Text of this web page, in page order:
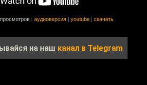
аудиоверсия youtube скачать
на наш канал в Telegram